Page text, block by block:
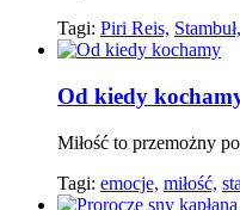
Tagi: Piri Reis, Stambuł,
Od kiedy
Miłość to przemożny
Tagi: emocje, miłość,